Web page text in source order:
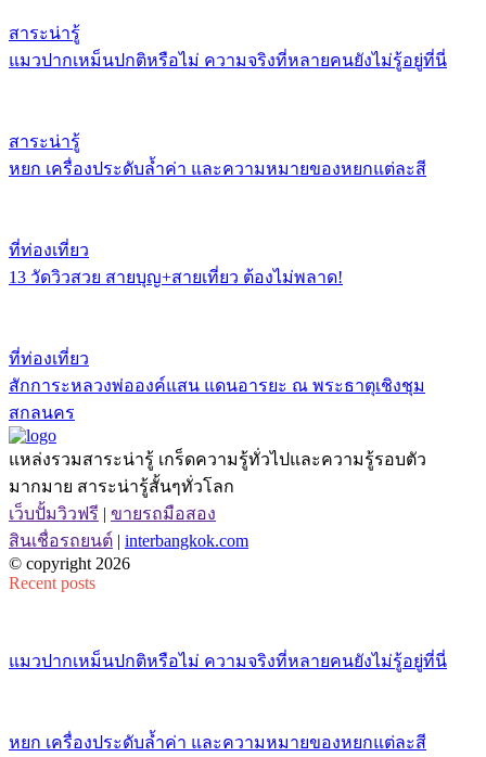
สาระน่ารู้
แมวปากเหม็นปกติหรือไม่ ความจริงที่หลายคนยังไม่รู้อยู่ที่นี่
สาระน่ารู้
หยก เครื่องประดับล้ำค่า และความหมายของหยกแต่ละสี
ที่ท่องเที่ยว
13 วัดวิวสวย สายบุญ+สายเที่ยว ต้องไม่พลาด!
ที่ท่องเที่ยว
สักการะหลวงพ่อองค์แสน แดนอารยะ ณ พระธาตุเชิงชุม
สกลนคร
แหล่งรวมสาระน่ารู้ เกร็ดความรู้ทั่วไปและความรู้รอบตัว
มากมาย สาระน่ารู้สั้นๆทั่วโลก
เว็บปั้มวิวฟรี | ขายรถมือสอง
สินเชื่อรถยนต์ | interbangkok.com
© copyright 2026
Recent posts
แมวปากเหม็นปกติหรือไม่ ความจริงที่หลายคนยังไม่รู้อยู่ที่นี่
หยก เครื่องประดับล้ำค่า และความหมายของหยกแต่ละสี